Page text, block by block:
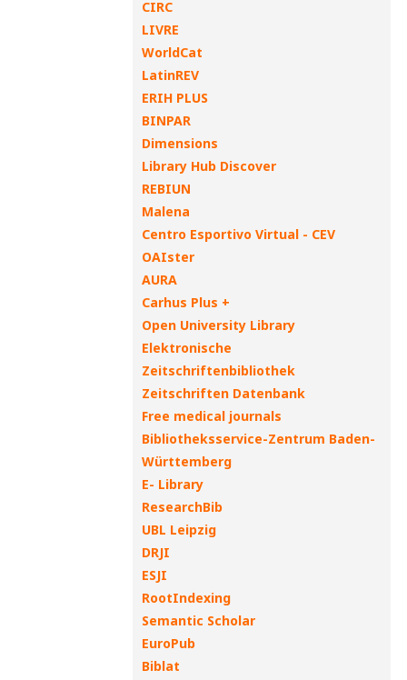
CIRC
LIVRE
WorldCat
LatinREV
ERIH PLUS
BINPAR
Dimensions
Library Hub Discover
REBIUN
Malena
Centro Esportivo Virtual - CEV
OAIster
AURA
Carhus Plus +
Open University Library
Elektronische
Zeitschriftenbibliothek
Zeitschriften Datenbank
Free medical journals
Bibliotheksservice-Zentrum Baden-
Württemberg
E- Library
ResearchBib
UBL Leipzig
DRJI
ESJI
RootIndexing
Semantic Scholar
EuroPub
Biblat